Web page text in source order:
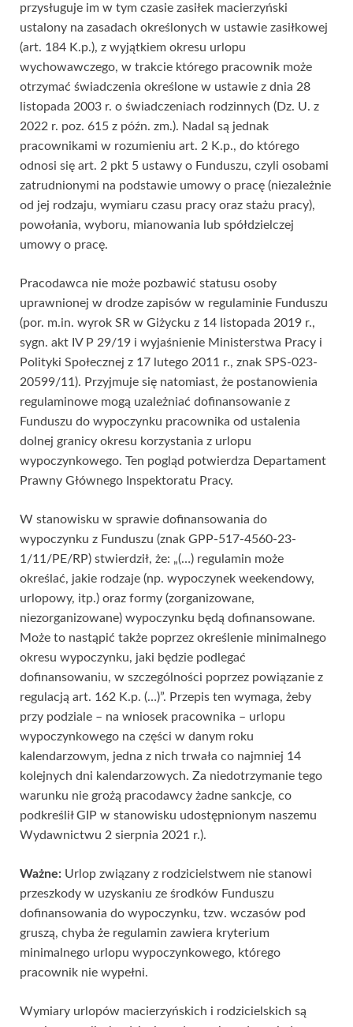
przysługuje im w tym czasie zasiłek macierzyński
ustalony na zasadach określonych w ustawie zasiłkowej
(art. 184 K.p.), z wyjątkiem okresu urlopu
wychowawczego, w trakcie którego pracownik może
otrzymać świadczenia określone w ustawie z dnia 28
listopada 2003 r. o świadczeniach rodzinnych (Dz. U. z
2022 r. poz. 615 z późn. zm.). Nadal są jednak
pracownikami w rozumieniu art. 2 K.p., do którego
odnosi się art. 2 pkt 5 ustawy o Funduszu, czyli osobami
zatrudnionymi na podstawie umowy o pracę (niezależnie
od jej rodzaju, wymiaru czasu pracy oraz stażu pracy),
powołania, wyboru, mianowania lub spółdzielczej
umowy o pracę.
Pracodawca nie może pozbawić statusu osoby
uprawnionej w drodze zapisów w regulaminie Funduszu
(por. m.in. wyrok SR w Giżycku z 14 listopada 2019 r.,
sygn. akt IV P 29/19 i wyjaśnienie Ministerstwa Pracy i
Polityki Społecznej z 17 lutego 2011 r., znak SPS-023-
20599/11). Przyjmuje się natomiast, że postanowienia
regulaminowe mogą uzależniać dofinansowanie z
Funduszu do wypoczynku pracownika od ustalenia
dolnej granicy okresu korzystania z urlopu
wypoczynkowego. Ten pogląd potwierdza Departament
Prawny Głównego Inspektoratu Pracy.
W stanowisku w sprawie dofinansowania do
wypoczynku z Funduszu (znak GPP-517-4560-23-
1/11/PE/RP) stwierdził, że: „(…) regulamin może
określać, jakie rodzaje (np. wypoczynek weekendowy,
urlopowy, itp.) oraz formy (zorganizowane,
niezorganizowane) wypoczynku będą dofinansowane.
Może to nastąpić także poprzez określenie minimalnego
okresu wypoczynku, jaki będzie podlegać
dofinansowaniu, w szczególności poprzez powiązanie z
regulacją art. 162 K.p. (…)”. Przepis ten wymaga, żeby
przy podziale – na wniosek pracownika – urlopu
wypoczynkowego na części w danym roku
kalendarzowym, jedna z nich trwała co najmniej 14
kolejnych dni kalendarzowych. Za niedotrzymanie tego
warunku nie grożą pracodawcy żadne sankcje, co
podkreślił GIP w stanowisku udostępnionym naszemu
Wydawnictwu 2 sierpnia 2021 r.).
Ważne: Urlop związany z rodzicielstwem nie stanowi
przeszkody w uzyskaniu ze środków Funduszu
dofinansowania do wypoczynku, tzw. wczasów pod
gruszą, chyba że regulamin zawiera kryterium
minimalnego urlopu wypoczynkowego, którego
pracownik nie wypełni.
Wymiary urlopów macierzyńskich i rodzicielskich są